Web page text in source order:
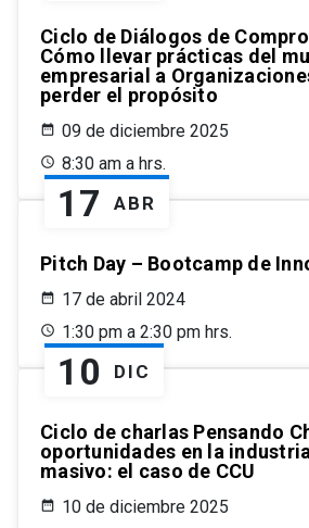
Ciclo de Diálogos de
Cómo llevar prácticas del
empresarial a
perder el propósito
09 de diciembre 2025
8:30 am a hrs.
17 ABR
Pitch Day – Bootcamp de
17 de abril 2024
1:30 pm a 2:30 pm hrs.
10 DIC
Ciclo de charlas Pensando
oportunidades en la
masivo: el caso de CCU
10 de diciembre 2025